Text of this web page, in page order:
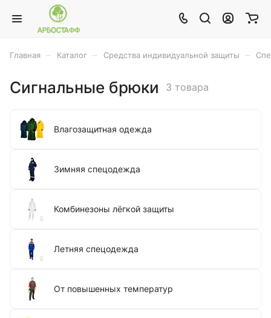
Главная Каталог Средства индивидуальной защиты
Сигнальные брюки 3 товара
Влагозащитная одежда
Зимняя спецодежда
Комбинезоны лёгкой защиты
Летняя спецодежда
От повышенных температур